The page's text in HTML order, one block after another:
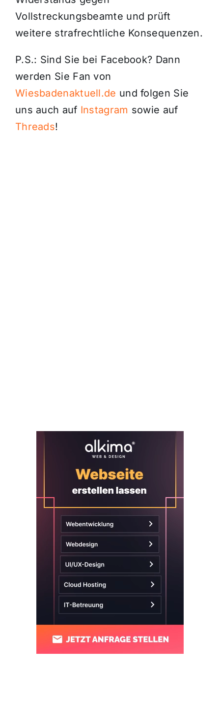
Vollstreckungsbeamte und prüft
weitere strafrechtliche Konsequenzen.
P.S.: Sind Sie bei Facebook? Dann
werden Sie Fan von
Wiesbadenaktuell.de und folgen Sie
uns auch auf Instagram sowie auf
Threads!